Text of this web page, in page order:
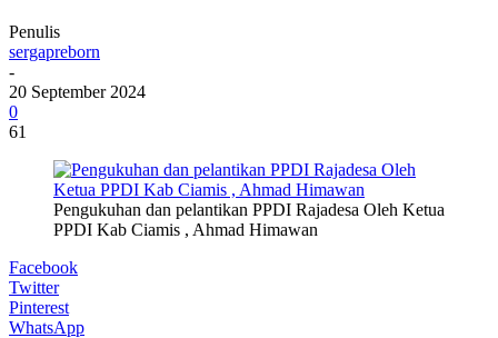
Penulis
sergapreborn
-
20 September 2024
0
61
Pengukuhan dan pelantikan PPDI Rajadesa Oleh Ketua
PPDI Kab Ciamis , Ahmad Himawan
Facebook
Twitter
Pinterest
WhatsApp